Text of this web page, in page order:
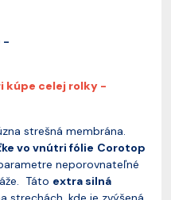
-
kúpe celej rolky -
strešná membrána.
vo vnútri fólie Corotop
neporovnateľné
Táto extra silná